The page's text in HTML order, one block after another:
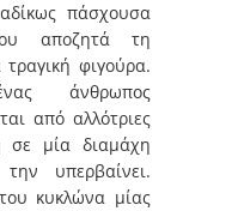
πάσχουσα
αποζητά τη
φιγούρα.
άνθρωπος
από αλλότριες
σε μία διαμάχη
υπερβαίνει.
κυκλώνα μίας